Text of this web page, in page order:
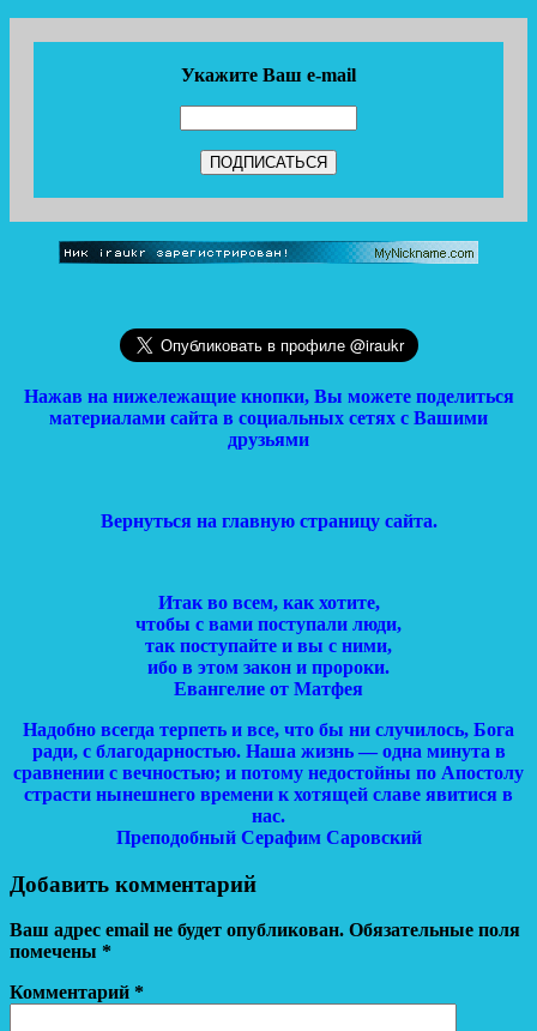
Укажите Ваш e-mail
Нажав на нижележащие кнопки, Вы можете поделиться
материалами сайта в социальных сетях с Вашими
друзьями
Вернуться на главную страницу сайта.
Итак во всем, как хотите,
чтобы с вами поступали люди,
так поступайте и вы с ними,
ибо в этом закон и пророки.
Евангелие от Матфея
Надобно всегда терпеть и все, что бы ни случилось, Бога
ради, с благодарностью. Наша жизнь — одна минута в
сравнении с вечностью; и потому недостойны по Апостолу
страсти нынешнего времени к хотящей славе явитися в
нас.
Преподобный Серафим Саровский
Добавить комментарий
Ваш адрес email не будет опубликован. Обязательные поля
помечены *
Комментарий *